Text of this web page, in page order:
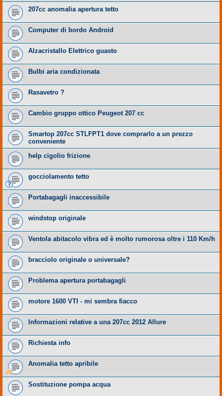
207cc anomalia apertura tetto
Computer di bordo Android
Alzacristallo Elettrico guasto
Bulbi aria condizionata
Rasavetro ?
Cambio gruppo ottico Peugeot 207 cc
Smartop 207cc STLFPT1 dove comprarlo a un prezzo
conveniente
help cigolio frizione
gocciolamento tetto
Portabagagli inaccessibile
windstop originale
Ventola abitacolo vibra ed è molto rumorosa oltre i 110 Km/h
bracciolo originale o universale?
Problema apertura portabagagli
motore 1600 VTI - mi sembra fiacco
Informazioni relative a una 207cc 2012 Allure
Richiesta info
Anomalia tetto apribile
Sostituzione pompa acqua